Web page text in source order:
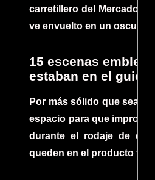
carretillero del Mercado 4
ve envuelto en un oscuro
15 escenas
estaban en el guion
Por más sólido que sea
espacio para que
durante el rodaje de
queden en el producto final.